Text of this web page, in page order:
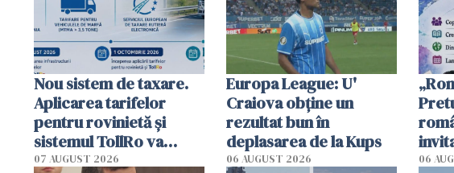
Nou sistem de taxare.
Aplicarea tarifelor
pentru rovinietă şi
sistemul TollRo va
începe la 1 octombrie
07 AUGUST 2026
Europa League: U'
Craiova obține un
rezultat bun în
deplasarea de la Kups
06 AUGUST 2026 06